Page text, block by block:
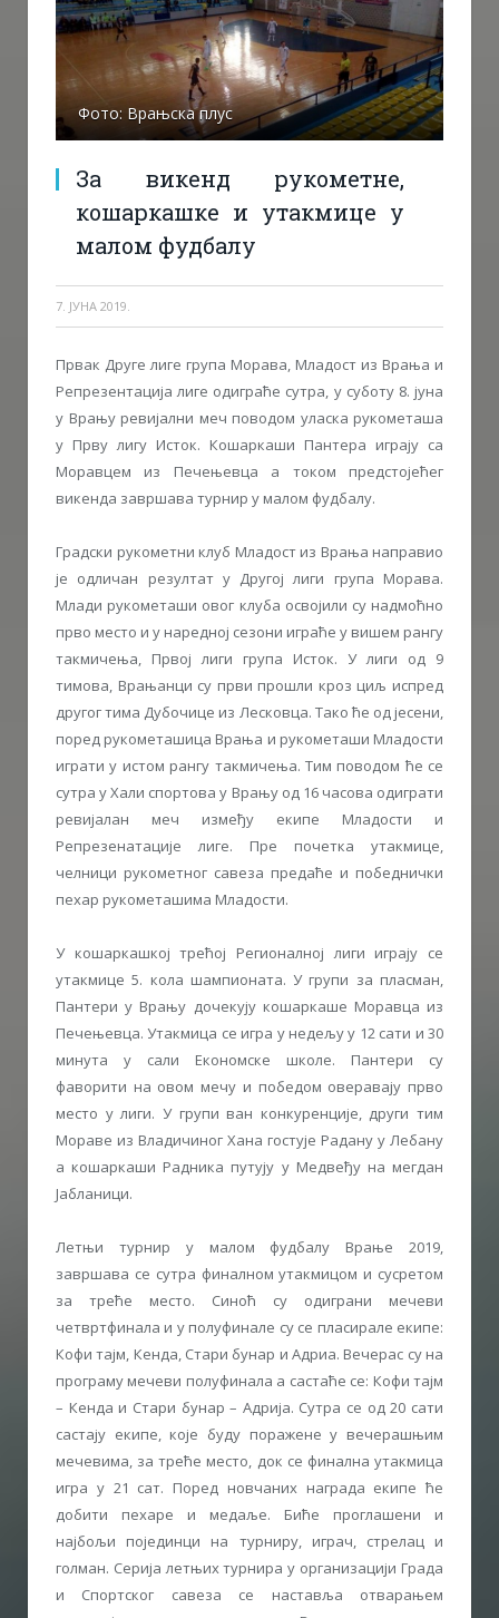
Фото: Врањска плус
За викенд рукометне,
кошаркашке и утакмице у
малом фудбалу
7. ЈУНА 2019.
Првак Друге лиге група Морава, Младост из Врања и
Репрезентација лиге одиграће сутра, у суботу 8. јуна
у Врању ревијални меч поводом уласка рукометаша
у Прву лигу Исток. Кошаркаши Пантера играју са
Моравцем из Печењевца а током предстојећег
викенда завршава турнир у малом фудбалу.
Градски рукометни клуб Младост из Врања направио
је одличан резултат у Другој лиги група Морава.
Млади рукометаши овог клуба освојили су надмоћно
прво место и у наредној сезони играће у вишем рангу
такмичења, Првој лиги група Исток. У лиги од 9
тимова, Врањанци су први прошли кроз циљ испред
другог тима Дубочице из Лесковца. Тако ће од јесени,
поред рукометашица Врања и рукометаши Младости
играти у истом рангу такмичења. Тим поводом ће се
сутра у Хали спортова у Врању од 16 часова одиграти
ревијалан меч између екипе Младости и
Репрезенатације лиге. Пре почетка утакмице,
челници рукометног савеза предаће и победнички
пехар рукометашима Младости.
У кошаркашкој трећој Регионалној лиги играју се
утакмице 5. кола шампионата. У групи за пласман,
Пантери у Врању дочекују кошаркаше Моравца из
Печењевца. Утакмица се игра у недељу у 12 сати и 30
минута у сали Економске школе. Пантери су
фаворити на овом мечу и победом оверавају прво
место у лиги. У групи ван конкуренције, други тим
Мораве из Владичиног Хана гостује Радану у Лебану
а кошаркаши Радника путују у Медвеђу на мегдан
Јабланици.
Летњи турнир у малом фудбалу Врање 2019,
завршава се сутра финалном утакмицом и сусретом
за треће место. Синоћ су одиграни мечеви
четвртфинала и у полуфинале су се пласирале екипе:
Кофи тајм, Кенда, Стари бунар и Адриа. Вечерас су на
програму мечеви полуфинала а састаће се: Кофи тајм
– Кенда и Стари бунар – Адрија. Сутра се од 20 сати
састају екипе, које буду поражене у вечерашњим
мечевима, за треће место, док се финална утакмица
игра у 21 сат. Поред новчаних награда екипе ће
добити пехаре и медаље. Биће проглашени и
најбољи појединци на турниру, играч, стрелац и
голман. Серија летњих турнира у организацији Града
и Спортског савеза се наставља отварањем